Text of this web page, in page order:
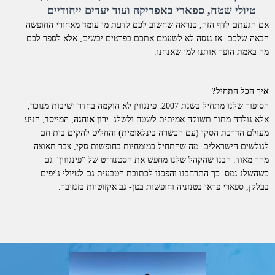
טיולי שטח, ספארי באפריקה ועוד יעדים ייחודיים
אם הגעתם לדף הזה, כנראה שחשוב לכם לדעת מי עומד מאחורי החופשה
הבאה שלכם. אז ננסה לא לשעמם אתכם בפרטים יבשים, אלא לספר לכם
מה באמת הופך אותנו למי שאנחנו.
איך הכל התחיל?
הסיפור שלנו מתחיל בשנת 2007. פינגווין לא הוקמה בחדר ישיבות מנוכר,
אלא נולדה מתוך תשוקה אמיתית לשטח ולשלג. ירון אוחנה , המייסד, הגיע
מעולם הדרכת הסקי (עם הכשרה בינלאומית) והחליט להקים בית חם
לגולשים הישראלים. מה שהתחיל כמומחיות בחופשות סקי, צבר תאוצה
מהר מאוד. הבנו שהקהל שלנו מחפש את הסטנדרט של "פינגווין" גם
כשהשלג נמס. כך התרחבנו והפכנו לכתובת הטבעית גם לטיולי ג'יפים
בבלקן, ספארי פראי בטנזניה וחופשות בטן- גב אקזוטיות בזנזיבר.
רשמית בארגון התעופה הבינלאומיIATA. כל החופשות שאנו מציעים
מוצעות ללקוחות בשיווק ישיר.
מה זה אומר מבחינתכם?